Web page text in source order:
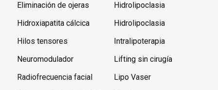
Eliminación de ojeras
Hidroxiapatita cálcica
Hilos tensores
Neuromodulador
Radiofrecuencia facial
Hidrolipoclasia
Hidrolipoclasia
Intralipoterapia
Lifting sin cirugía
Lipo Vaser